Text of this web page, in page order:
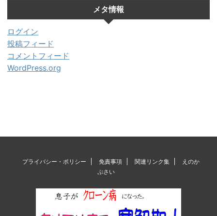
メタ情報
ログイン
投稿フィード
コメントフィード
WordPress.org
プライバシー・ポリシー 免責事項 関連リンク集
えのか
ぷさい